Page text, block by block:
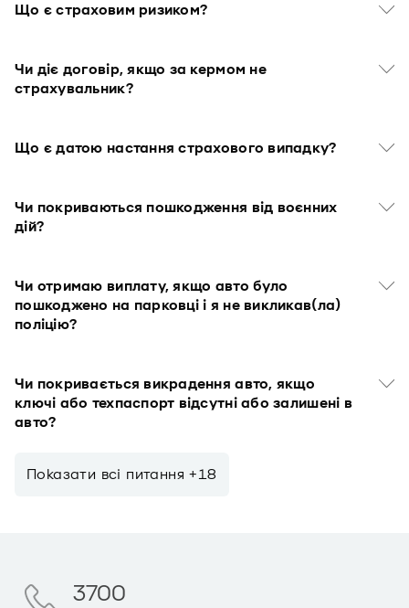
Що є страховим ризиком?
Чи діє договір, якщо за кермом не
страхувальник?
Що є датою настання страхового випадку?
Чи покриваються пошкодження від воєнних
дій?
Чи отримаю виплату, якщо авто було
пошкоджено на парковці і я не викликав(ла)
поліцію?
Чи покривається викрадення авто, якщо
ключі або техпаспорт відсутні або залишені в
авто?
Показати всi питання +18
3700